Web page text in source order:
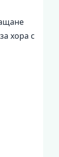
хора с